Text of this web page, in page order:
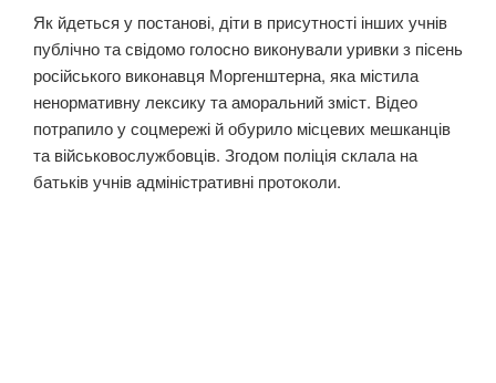
Як йдеться у постанові, діти в присутності інших учнів
публічно та свідомо голосно виконували уривки з пісень
російського виконавця Моргенштерна, яка містила
ненормативну лексику та аморальний зміст. Відео
потрапило у соцмережі й обурило місцевих мешканців
та військовослужбовців. Згодом поліція склала на
батьків учнів адміністративні протоколи.